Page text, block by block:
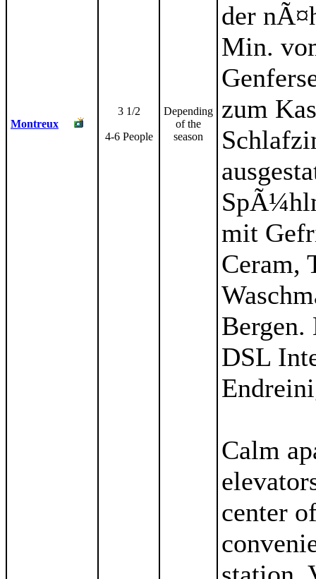
Montreux
3 1/2
4-6 People
Depending
of the
season
der
Min.
zum
mit
Ceram,
DSL
Calm
center